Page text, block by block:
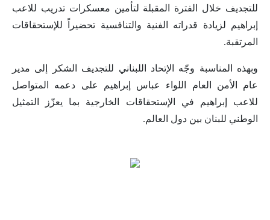
للتجديف خلال الفترة المقبلة لتأمين معسكرات تدريب للاعب
إبراهيم لزيادة قدراته الفنية والتنافسية تحضيراً للإستحقاقات
المرتقبة.
وبهذه المناسبة وجّه الإتحاد اللبناني للتجديف الشكر إلى مدير
عام الأمن العام اللواء عباس إبراهيم على دعمه المتواصل
للاعب إبراهيم في الإستحقاقات الخارجية بما يعزّز التمثيل
الوطني للبنان بين دول العالم.